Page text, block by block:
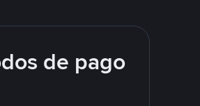
de pago